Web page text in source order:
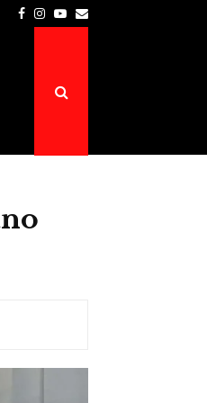
de Atalaia do Norte é a…
Facebook
Instagram
Youtube
Email